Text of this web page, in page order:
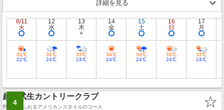
詳細を見る
8/11
火
31℃
22℃
12
水
31℃
24℃
13
木
33℃
24℃
14
金
34℃
24℃
15
土
33℃
24℃
16
日
33℃
24℃
17
月
33℃
24℃
4
越前武生カントリークラブ
野生味あふれるアメリカンスタイルのコース